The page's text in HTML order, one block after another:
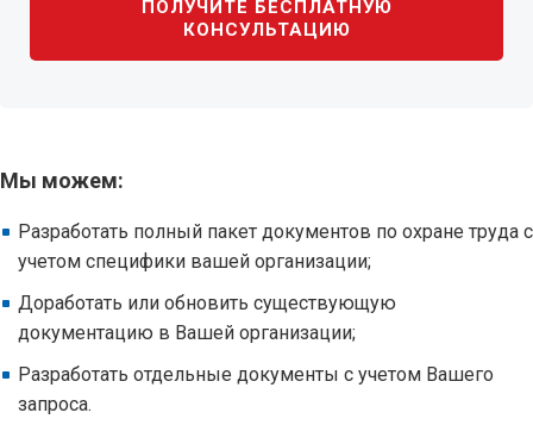
ПОЛУЧИТЕ БЕСПЛАТНУЮ
КОНСУЛЬТАЦИЮ
Мы можем:
Разработать полный пакет документов по охране труда с
учетом специфики вашей организации;
Доработать или обновить существующую
документацию в Вашей организации;
Разработать отдельные документы с учетом Вашего
запроса.